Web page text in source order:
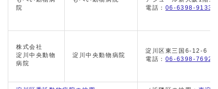
院
電話： 06-6398-9133
株式会社
淀川中央動物
病院
淀川中央動物病院
淀川区東三国6-12-6
電話： 06-6398-7692